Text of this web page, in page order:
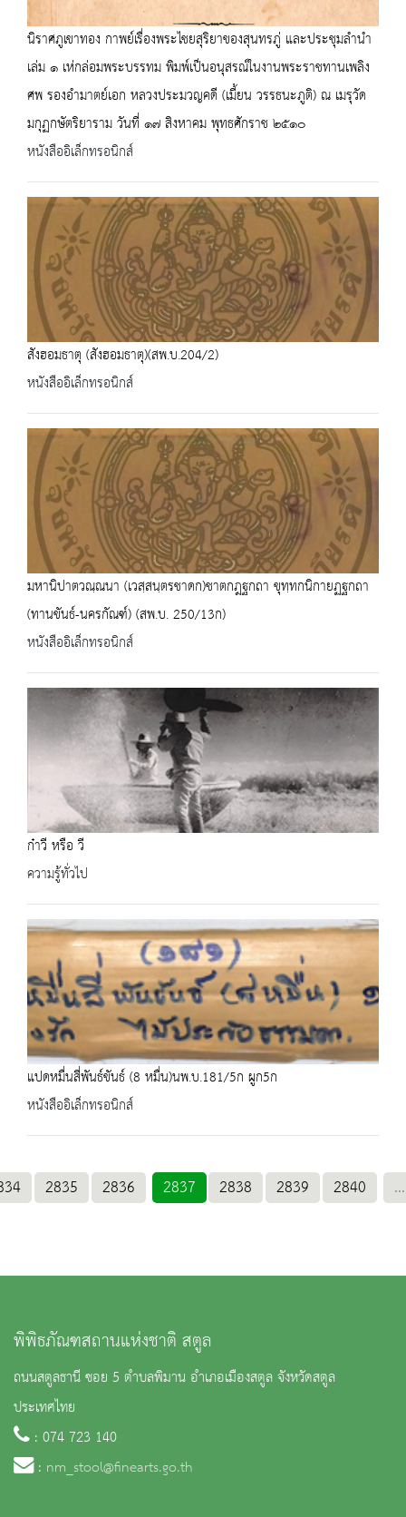
นิราศภูเขาทอง กาพย์เรื่องพระไชยสุริยาของสุนทรภู่ และประชุมลำนำ
เล่ม ๑ เห่กล่อมพระบรรทม พิมพ์เป็นอนุสรณ์ในงานพระราชทานเพลิง
ศพ รองอำมาตย์เอก หลวงประมวญคดี (เมี้ยน วรรธนะภูติ) ณ เมรุวัด
มกุฏกษัตริยาราม วันที่ ๑๗ สิงหาคม พุทธศักราช ๒๕๑๐
หนังสืออิเล็กทรอนิกส์
สังฮอมธาตุ (สังฮอมธาตุ)(สพ.บ.204/2)
หนังสืออิเล็กทรอนิกส์
มหานิปาตวณฺณนา (เวสฺสนฺตรชาดก)ชาตกฎฐกถา ขุทฺทกนิกายฏฐกถา
(ทานขันธ์-นครกัณฑ์) (สพ.บ. 250/13ก)
หนังสืออิเล็กทรอนิกส์
ก๋าวี หรือ วี
ความรู้ทั่วไป
แปดหมื่นสี่พันธ์ขันธ์ (8 หมื่น)นพ.บ.181/5ก ผูก5ก
หนังสืออิเล็กทรอนิกส์
2835 2836 2837 2838 2839 2840 ...
พิพิธภัณฑสถานแห่งชาติ สตูล
ถนนสตูลธานี ซอย 5 ตำบลพิมาน อำเภอเมืองสตูล จังหวัดสตูล
ประเทศไทย
: 074 723 140
: nm_stool@finearts.go.th